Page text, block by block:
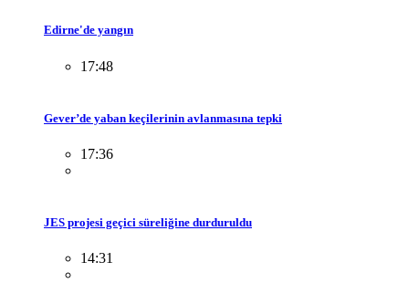
Edirne'de yangın
17:48
Gever’de yaban keçilerinin avlanmasına tepki
17:36
JES projesi geçici süreliğine durduruldu
14:31